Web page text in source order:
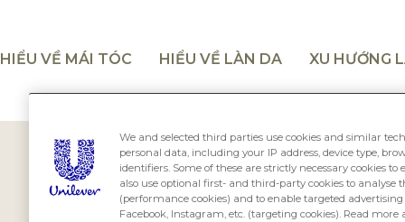
HIỂU VỀ MÁI TÓC HIỂU VỀ LÀN DA XU HƯỚNG
We and selected third parties use cookies and similar
personal data, including your IP address, device type,
identifiers. Some of these are strictly necessary cookies
also use optional first- and third-party cookies to analyse
(performance cookies) and to enable targeted
Facebook, Instagram, etc. (targeting cookies). Read